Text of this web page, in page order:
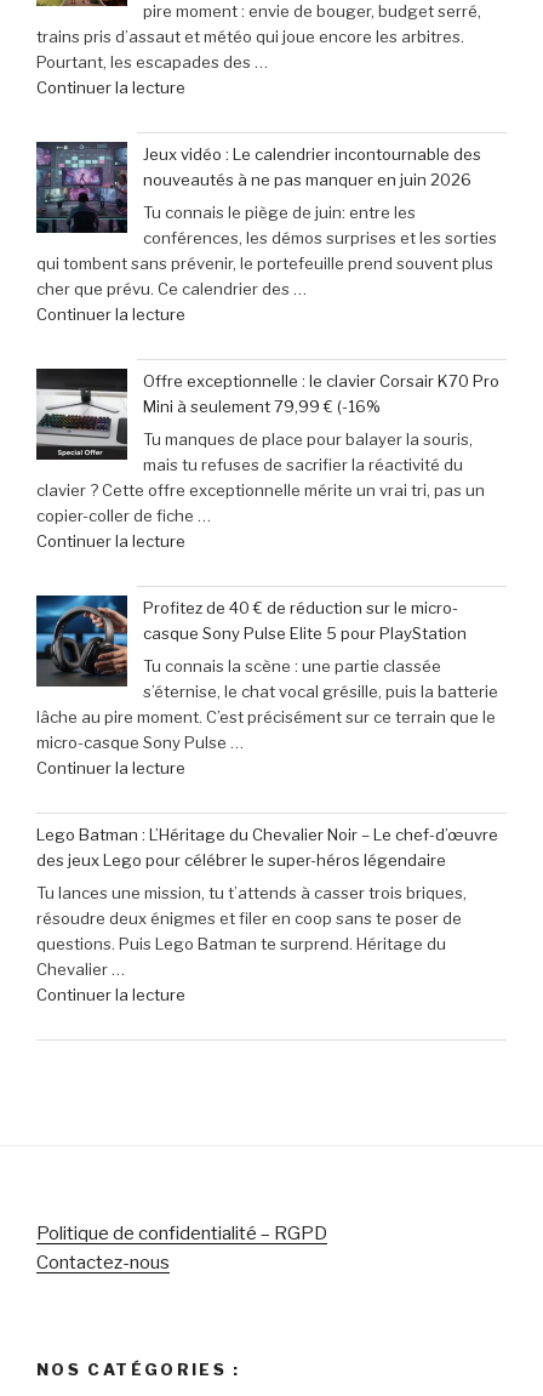
:
le
rendez-
des
passionnés
de
jeux
vidéo
en
Afrique »
pire moment : envie de bouger, budget serré,
trains pris d’assaut et météo qui joue encore les arbitres.
Pourtant, les escapades des …
Continuer la lecture
31
mai
2026
:
29
escapades
incontournables
votre
week-
end »
Jeux vidéo : Le calendrier incontournable des
nouveautés à ne pas manquer en juin 2026
Tu connais le piège de juin: entre les
conférences, les démos surprises et les sorties
qui tombent sans prévenir, le portefeuille prend souvent plus
cher que prévu. Ce calendrier des …
Continuer la lecture
vidéo
:
Le
calendrier
incontournable
des
nouveautés
pas
manquer
en
juin
2026 »
Offre exceptionnelle : le clavier Corsair K70 Pro
Mini à seulement 79,99 € (-16%
Tu manques de place pour balayer la souris,
mais tu refuses de sacrifier la réactivité du
clavier ? Cette offre exceptionnelle mérite un vrai tri, pas un
copier-coller de fiche …
Continuer la lecture
exceptionnelle
:
le
clavier
Corsair
K70
Pro
seulement
79,99
€
(-16% »
Profitez de 40 € de réduction sur le micro-
casque Sony Pulse Elite 5 pour PlayStation
Tu connais la scène : une partie classée
s’éternise, le chat vocal grésille, puis la batterie
lâche au pire moment. C’est précisément sur ce terrain que le
micro-casque Sony Pulse …
Continuer la lecture
de
40
€
de
réduction
sur
Sony
Lego Batman : L’Héritage du Chevalier Noir – Le chef-d’œuvre
des jeux Lego pour célébrer le super-héros légendaire
Tu lances une mission, tu t’attends à casser trois briques,
résoudre deux énigmes et filer en coop sans te poser de
questions. Puis Lego Batman te surprend. Héritage du
Chevalier …
Continuer la lecture
Batman
Le
chef-
pour
Politique de confidentialité – RGPD
Contactez-nous
NOS CATÉGORIES :